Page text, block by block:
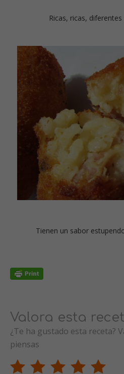
Ricas, ricas,
Tienen un sabor
Valora esta
¿Te ha gustado esta receta?
piensas